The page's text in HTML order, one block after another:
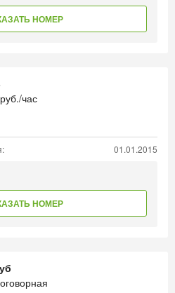
НОМЕР
руб./час
01.01.2015
НОМЕР